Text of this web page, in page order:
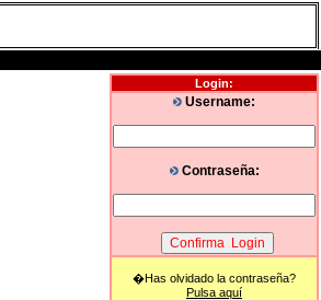
Login:
Username:
Contraseña:
�Has olvidado la contraseña?
Pulsa aquí